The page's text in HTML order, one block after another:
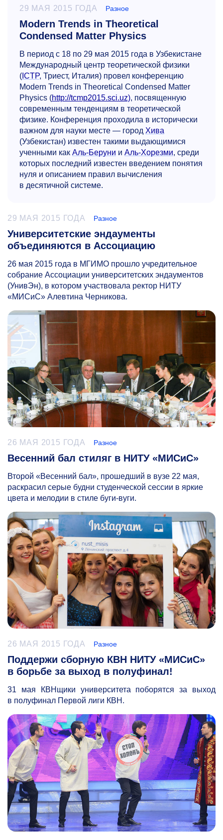
29 МАЯ 2015 ГОДА Разное
Modern Trends in Theoretical
Condensed Matter Physics
В период с 18 по 29 мая 2015 года в Узбекистане
Международный центр теоретической физики
( ICTP, Триест, Италия) провел конференцию
Modern Trends in Theoretical Condensed Matter
Physics (http://tcmp2015.sci.uz), посвященную
современным тенденциям в теоретической
физике. Конференция проходила в исторически
важном для науки месте — город Хива
(Узбекистан) известен такими выдающимися
ученными как Аль-Беруни и Аль-Хорезми, среди
которых последний известен введением понятия
нуля и описанием правил вычисления
в десятичной системе.
29 МАЯ 2015 ГОДА Разное
Университетские эндаументы
объединяются в Ассоциацию
26 мая 2015 года в МГИМО прошло учредительное
собрание Ассоциации университетских эндаументов
(УнивЭн), в котором участвовала ректор НИТУ
«МИСиС» Алевтина Черникова.
26 МАЯ 2015 ГОДА Разное
Весенний бал стиляг в НИТУ «МИСиС»
Второй «Весенний бал», прошедший в вузе 22 мая,
раскрасил серые будни студенческой сессии в яркие
цвета и мелодии в стиле буги-вуги.
26 МАЯ 2015 ГОДА Разное
Поддержи сборную КВН НИТУ «МИСиС»
в борьбе за выход в полуфинал!
31 мая КВНщики университета поборятся за выход
в полуфинал Первой лиги КВН.